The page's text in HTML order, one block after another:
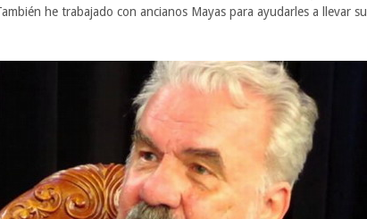
he trabajado con ancianos Mayas para ayudarles a llevar su